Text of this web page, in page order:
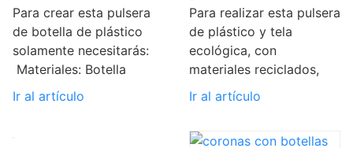
Para crear esta pulsera
de botella de plástico
solamente necesitarás:
Materiales: Botella
Ir al artículo
Para realizar esta pulsera
de plástico y tela
ecológica, con
materiales reciclados,
Ir al artículo